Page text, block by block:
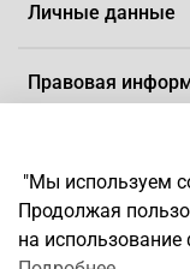
Личные данные
Правовая
*Любое
запрещено
"Мы используем
Продолжая
на